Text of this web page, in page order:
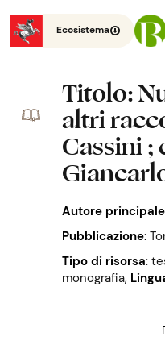
Ecosistema
Titolo:
altri
Cassini
Autore principale
Pubblicazione:
Tipo di risorsa:
monografia,